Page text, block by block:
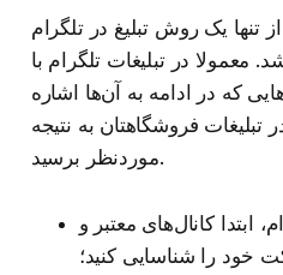
تنها یک روش تبلیغ در تلگرام
معمولا در تبلیغات تلگرام با
که در ادامه به آن‌ها اشاره
تبلیغات فروشگاهتان به نتیجه
موردنظر برسید.
ابتدا کانال‌های معتبر و